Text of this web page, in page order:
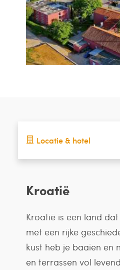
Locatie & hotel
Kroatië
Kroatië is een land
met een rijke
kust heb je baaien en
en terrassen vol